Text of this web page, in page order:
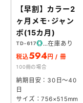
【早割】カラー2
ヶ月メモ･ジャン
ボ(15カ月)
TD-617
在庫あり
税込594円 / 冊
100冊の場合
納期目安：30日～40
日
サイズ：756×515mm